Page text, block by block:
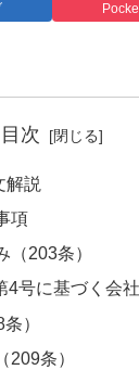
目次
解説
項
（203条）
4号に基づく会
）
条）